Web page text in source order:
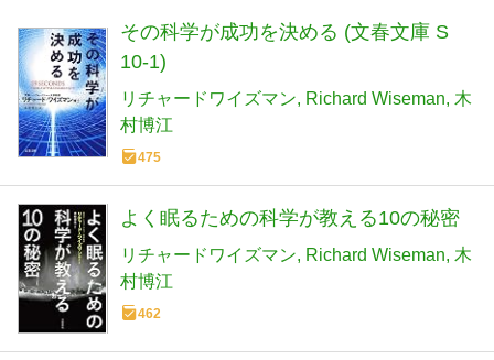
その科学が成功を決める (文春文庫 S
10-1)
リチャードワイズマン Richard Wiseman 木
村博江
475
よく眠るための科学が教える10の秘密
リチャードワイズマン Richard Wiseman 木
村博江
462